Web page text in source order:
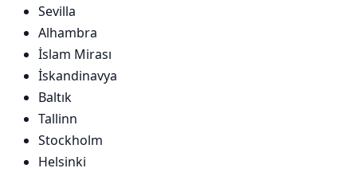
Sevilla
Alhambra
İslam Mirası
İskandinavya
Baltık
Tallinn
Stockholm
Helsinki